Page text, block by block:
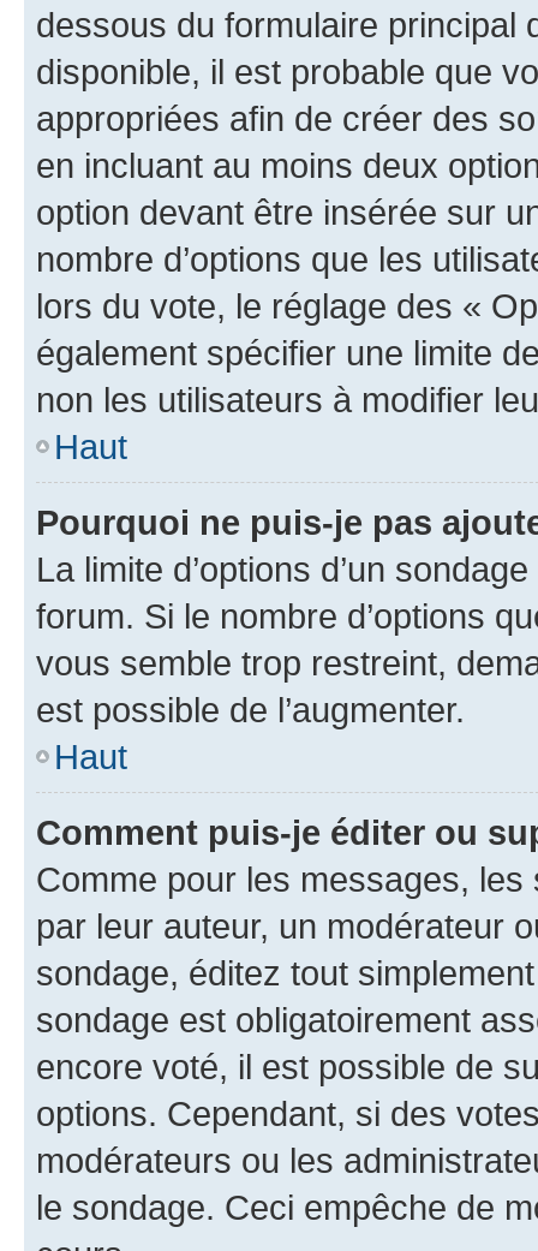
dessous du formulaire principal
disponible, il est probable que
appropriées afin de créer des
en incluant au moins deux
option devant être insérée sur
nombre d’options que les
lors du vote, le réglage des «
également spécifier une limite
non les utilisateurs à modifier
Haut
Pourquoi ne puis-je pas
La limite d’options d’un
forum. Si le nombre d’options
vous semble trop restreint,
est possible de l’augmenter.
Haut
Comment puis-je éditer ou
Comme pour les messages,
par leur auteur, un modérateur
sondage, éditez tout
sondage est obligatoirement
encore voté, il est possible de
options. Cependant, si des
modérateurs ou les
le sondage. Ceci empêche de